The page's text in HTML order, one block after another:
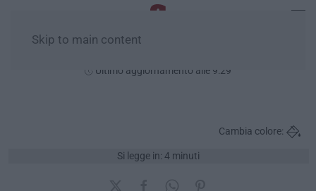
Skip to main content
Ultimo aggiornamento alle 9:29
Si legge in: 4 minuti
Cambia colore: